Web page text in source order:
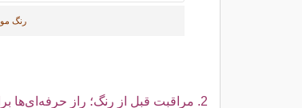
رنگ
2. مراقبت قبل از رنگ؛ راز حرفه‌ای‌ها برای رنگ فوق‌العاده